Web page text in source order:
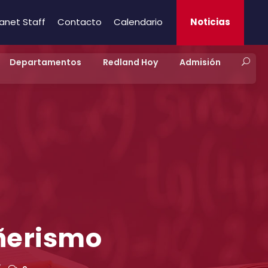
Staff Contacto Calendario Noticias
Departamentos Redland Hoy Admisión